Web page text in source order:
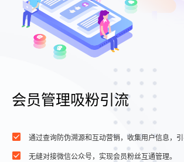
会员管理吸粉引流
通过查询防伪溯源和互动营销，收集用户信息，
无缝对接微信公众号，实现会员粉丝互通管理。